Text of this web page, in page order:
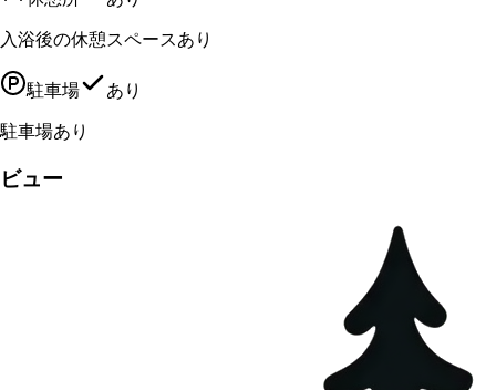
入浴後の休憩スペースあり
駐車場 あり
駐車場あり
ビュー